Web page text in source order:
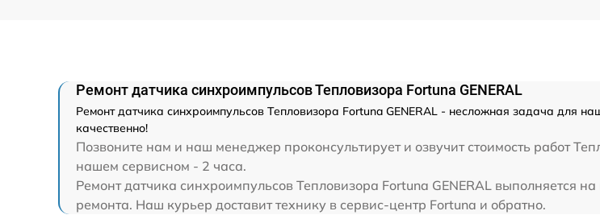
Ремонт датчика синхроимпульсов Тепловизора Fortuna GENERAL
Ремонт датчика синхроимпульсов Тепловизора Fortuna GENERAL - несложная задача для
качественно!
Позвоните нам и наш менеджер проконсультирует и озвучит стоимость работ
нашем сервисном - 2 часа.
Ремонт датчика синхроимпульсов Тепловизора Fortuna GENERAL выполняется
ремонта. Наш курьер доставит технику в сервис-центр Fortuna и обратно.